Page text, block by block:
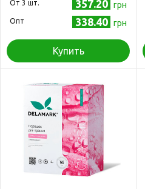
Oт 3 шт. 357.20 грн
Опт 338.40 грн
Купить